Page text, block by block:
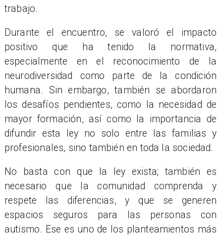
trabajo.
Durante el encuentro, se valoró el impacto
positivo que ha tenido la normativa,
especialmente en el reconocimiento de la
neurodiversidad como parte de la condición
humana. Sin embargo, también se abordaron
los desafíos pendientes, como la necesidad de
mayor formación, así como la importancia de
difundir esta ley no solo entre las familias y
profesionales, sino también en toda la sociedad.
No basta con que la ley exista; también es
necesario que la comunidad comprenda y
respete las diferencias, y que se generen
espacios seguros para las personas con
autismo. Ese es uno de los planteamientos más